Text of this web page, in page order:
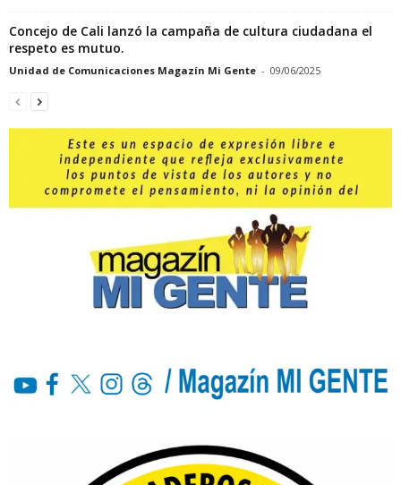
Concejo de Cali lanzó la campaña de cultura ciudadana el
respeto es mutuo.
Unidad de Comunicaciones Magazín Mi Gente - 09/06/2025